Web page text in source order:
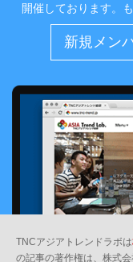
開催しております。
新規メン
TNCアジアトレンドラボは
の記事の著作権は、株式